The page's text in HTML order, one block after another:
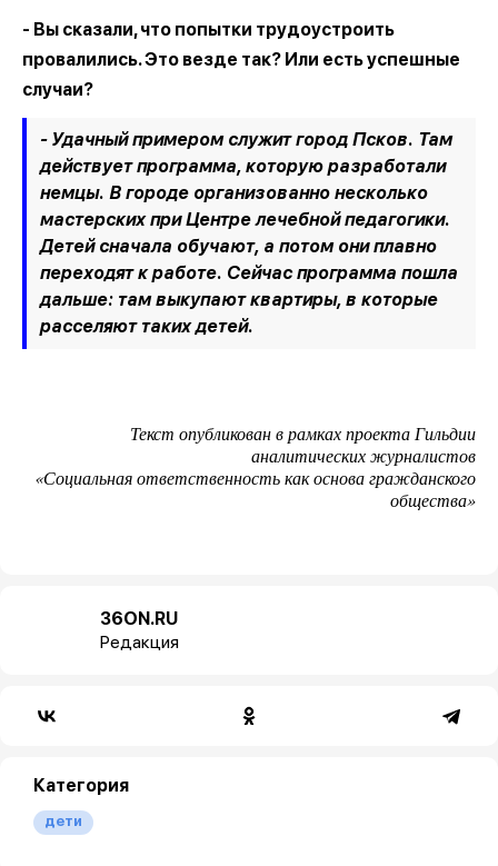
- Вы сказали, что попытки трудоустроить
провалились. Это везде так? Или есть успешные
случаи?
- Удачный примером служит город Псков. Там
действует программа, которую разработали
немцы. В городе организованно несколько
мастерских при Центре лечебной педагогики.
Детей сначала обучают, а потом они плавно
переходят к работе. Сейчас программа пошла
дальше: там выкупают квартиры, в которые
расселяют таких детей.
Текст опубликован в рамках проекта Гильдии
аналитических журналистов
«Социальная ответственность как основа гражданского
общества»
36ON.RU
Редакция
Категория
дети